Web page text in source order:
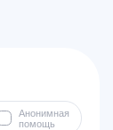
Анонимная
помощь